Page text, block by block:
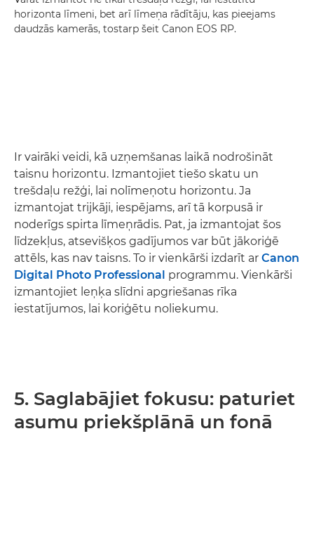
horizonta līmeni, bet arī līmeņa rādītāju, kas pieejams
daudzās kamerās, tostarp šeit Canon EOS RP.
Ir vairāki veidi, kā uzņemšanas laikā nodrošināt
taisnu horizontu. Izmantojiet tiešo skatu un
trešdaļu režģi, lai nolīmeņotu horizontu. Ja
izmantojat trijkāji, iespējams, arī tā korpusā ir
noderīgs spirta līmeņrādis. Pat, ja izmantojat šos
līdzekļus, atsevišķos gadījumos var būt jākoriģē
attēls, kas nav taisns. To ir vienkārši izdarīt ar Canon
Digital Photo Professional programmu. Vienkārši
izmantojiet leņķa slīdni apgriešanas rīka
iestatījumos, lai koriģētu noliekumu.
5. Saglabājiet fokusu: paturiet
asumu priekšplānā un fonā